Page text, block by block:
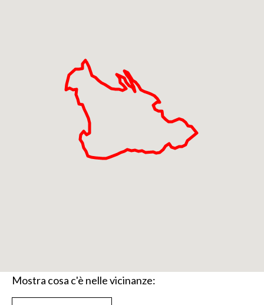
Mostra cosa c'è nelle vicinanze: